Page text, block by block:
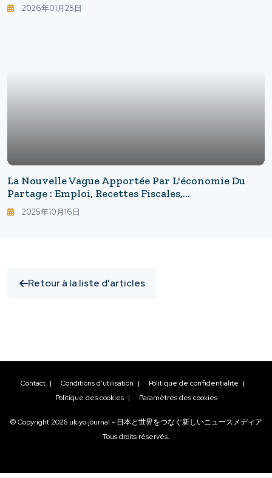
Filiale Américaine
2026年01月25日
La Nouvelle Vague Apportée Par L'économie Du
Partage : Emploi, Recettes Fiscales,
Décentralisation Régionale Et Débats
Réglementaires
2025年10月16日
Retour à la liste d'articles
Contact | Conditions d'utilisation | Politique de confidentialité |
Politique des cookies | Paramètres des cookies
© Copyright2026 ukiyo journal - 日本と世界をつなぐ新しいニュースメディア
Tous droits réservés.